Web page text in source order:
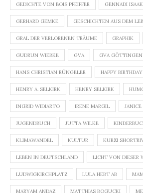
GEDICHTE VON BOIS PFEIFFER GENNADI ISAAK
GERHARD GEMKE GESCHICHTEN AUS DEM
GRAL DER VERLORENEN TRÄUME GRAPHIK
GUDRUN WIEBKE GVA GVA GÖTTINGEN
HANS CHRISTIAN RÜNGELER HAPPY BIRTHDAY
HENRY A. SELKIRK HENRY SELKIRK
INGRID WIDIARTO IRENE MARGIL JANICE
JUGENDBUCH JUTTA WILKE
KLIMAWANDEL KULTUR KURZI
LEBEN IN DEUTSCHLAND LICHT VON DIESER
LUDWIGKIRCHPLATZ LULA HEBT AB
MARYAM ANDAZ MATTHIAS BOGUCKI